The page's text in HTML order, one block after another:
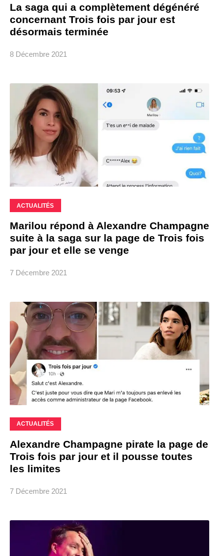
La saga qui a complètement dégénéré
concernant Trois fois par jour est
désormais terminée
8 Décembre 2021
ACTUALITÉS
Marilou répond à Alexandre Champagne
suite à la saga sur la page de Trois fois
par jour et elle se venge
7 Décembre 2021
ACTUALITÉS
Alexandre Champagne pirate la page de
Trois fois par jour et il pousse toutes
les limites
7 Décembre 2021